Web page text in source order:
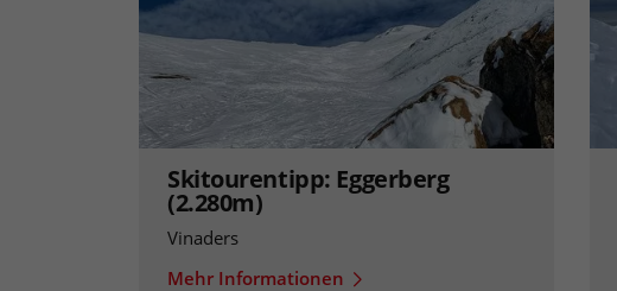
Skitourentipp: Eggerberg
(2.280m)
Vinaders
Mehr Informationen